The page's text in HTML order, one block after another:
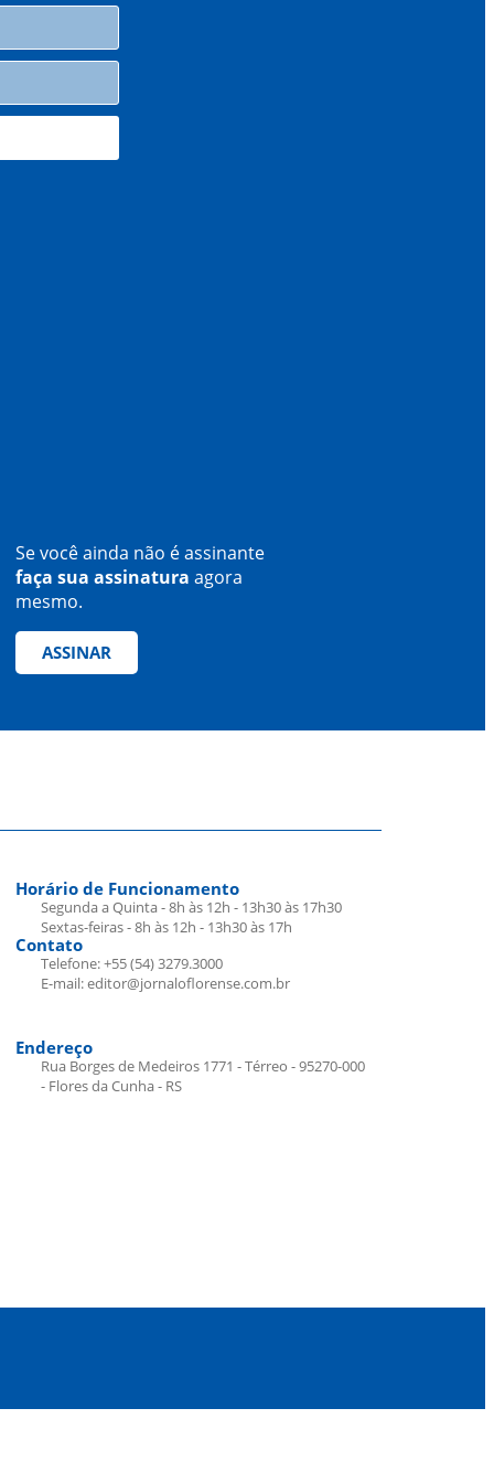
Se você ainda não é assinante
faça sua assinatura agora
mesmo.
ASSINAR
Horário de Funcionamento
Segunda a Quinta - 8h às 12h - 13h30 às 17h30
Sextas-feiras - 8h às 12h - 13h30 às 17h
Contato
Telefone: +55 (54) 3279.3000
E-mail: editor@jornaloflorense.com.br
Endereço
Rua Borges de Medeiros 1771 - Térreo - 95270-000
- Flores da Cunha - RS